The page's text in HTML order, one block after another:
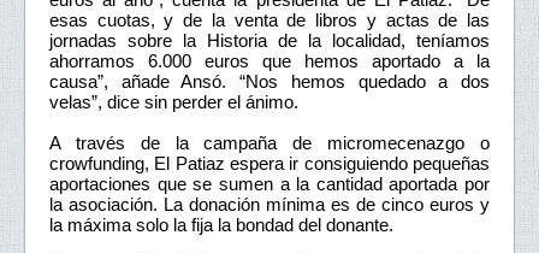
esas cuotas, y de la venta de libros y actas de las
jornadas sobre la Historia de la localidad, teníamos
ahorramos 6.000 euros que hemos aportado a la
causa”, añade Ansó. “Nos hemos quedado a dos
velas”, dice sin perder el ánimo.
A través de la campaña de micromecenazgo o
crowfunding, El Patiaz espera ir consiguiendo pequeñas
aportaciones que se sumen a la cantidad aportada por
la asociación. La donación mínima es de cinco euros y
la máxima solo la fija la bondad del donante.